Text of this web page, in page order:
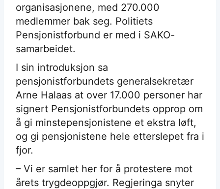
organisasjonene, med 270.000
medlemmer bak seg. Politiets
Pensjonistforbund er med i SAKO-
samarbeidet.
I sin introduksjon sa
pensjonistforbundets generalsekretær
Arne Halaas at over 17.000 personer har
signert Pensjonistforbundets opprop om
å gi minstepensjonistene et ekstra løft,
og gi pensjonistene hele etterslepet fra i
fjor.
– Vi er samlet her for å protestere mot
årets trygdeoppgjør. Regjeringa snyter